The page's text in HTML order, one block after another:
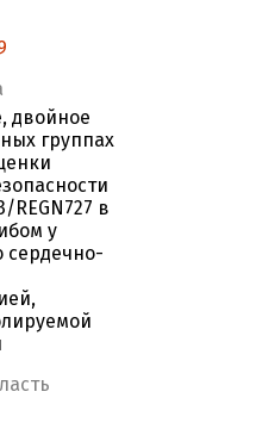
двойное
группах
REGN727 в
у
сердечно-